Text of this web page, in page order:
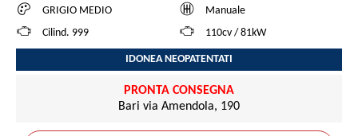
GRIGIO MEDIO
Manuale
Cilind. 999
110cv / 81kW
IDONEA NEOPATENTATI
PRONTA CONSEGNA
Bari via Amendola, 190